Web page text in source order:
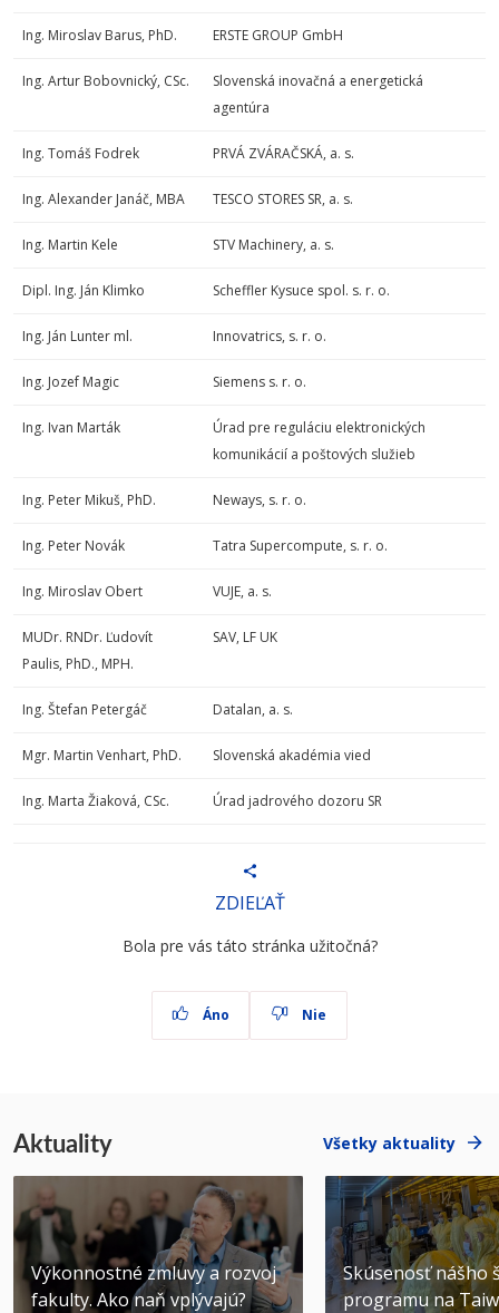
Ing. Miroslav Barus, PhD. ERSTE GROUP GmbH
Ing. Artur Bobovnický, CSc.
Slovenská inovačná a energetická
agentúra
Ing. Tomáš Fodrek PRVÁ ZVÁRAČSKÁ, a. s.
Ing. Alexander Janáč, MBA TESCO STORES SR, a. s.
Ing. Martin Kele STV Machinery, a. s.
Dipl. Ing. Ján Klimko Scheffler Kysuce spol. s. r. o.
Ing. Ján Lunter ml. Innovatrics, s. r. o.
Ing. Jozef Magic Siemens s. r. o.
Ing. Ivan Marták
Úrad pre reguláciu elektronických
komunikácií a poštových služieb
Ing. Peter Mikuš, PhD. Neways, s. r. o.
Ing. Peter Novák Tatra Supercompute, s. r. o.
Ing. Miroslav Obert VUJE, a. s.
MUDr. RNDr. Ľudovít
Paulis, PhD., MPH.
SAV, LF UK
Ing. Štefan Petergáč Datalan, a. s.
Mgr. Martin Venhart, PhD. Slovenská akadémia vied
Ing. Marta Žiaková, CSc. Úrad jadrového dozoru SR
ZDIEĽAŤ
Bola pre vás táto stránka užitočná?
Áno Nie
Aktuality Všetky aktuality
Výkonnostné zmluvy a rozvoj
fakulty. Ako naň vplývajú?
Skúsenosť nášho
programu na